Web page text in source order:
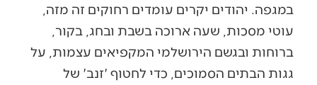
במגפה. יהודים יקרים עומדים רחוקים זה מזה,
עוטי מסכות, שעה ארוכה בשבת ובחג, בקור,
ברוחות ובגשם הירושלמי המקפיאים עצמות, על
גגות הבתים הסמוכים, כדי לחטוף 'זנב' של